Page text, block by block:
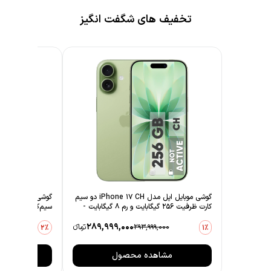
تخفیف های شگفت انگیز
گوشی موبایل اپل مدل iPhone 17 CH دو سیم
کارت ظرفیت 256 گیگابایت و رم 8 گیگابایت -
293,999,000
289,999,000تومانءء
مشاهده محصول
2٪